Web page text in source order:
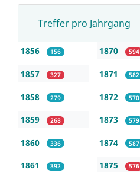
Treffer pro Jahrgang
1856 156
1857 327
1858 279
1859 268
1860 336
1861 392
1870 594
1871 582
1872 570
1873 579
1874 587
1875 576